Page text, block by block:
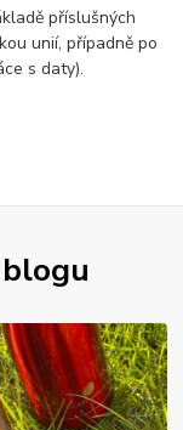
příslušných
unií, případně po
s daty).